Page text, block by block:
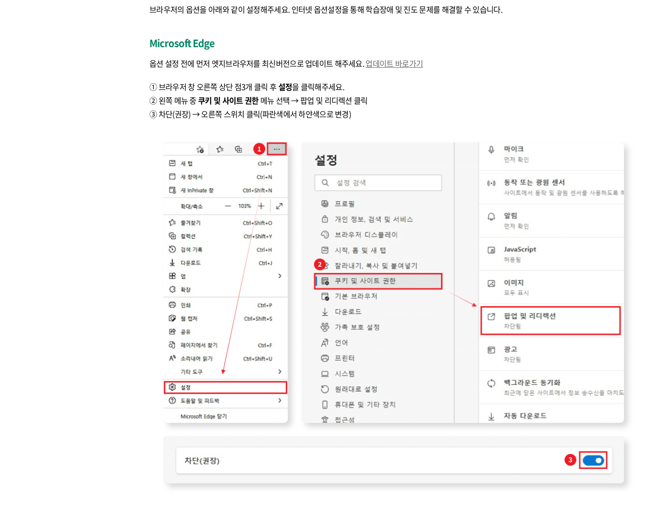
브라우저의 옵션을 아래와 같이 설정해주세요. 인터넷 옵션설정을 통해 학습장애 및 진도 문제를 해결할 수 있습니다.
Microsoft Edge
옵션 설정 전에 먼저 엣지브라우저를 최신버전으로 업데이트 해주세요.업데이트 바로가기
① 브라우저 창 오른쪽 상단 점3개 클릭 후설정을 클릭해주세요.
② 왼쪽 메뉴 중쿠키 및 사이트 권한메뉴 선택 → 팝업 및 리디렉션 클릭
③ 차단(권장) → 오른쪽 스위치 클릭(파란색에서 하얀색으로 변경)